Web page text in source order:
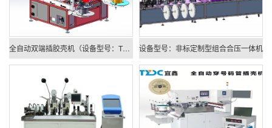
全自动双端插胶壳机（设备型号：TYDC-B-B603） 设备型号：非标定制型组合合压一体机